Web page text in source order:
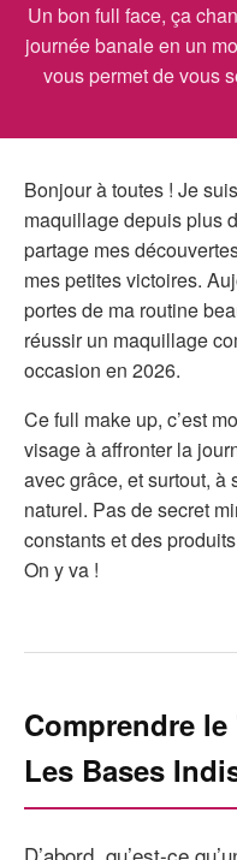
Un bon full face, ça
journée banale en un
vous permet de vous
Bonjour à toutes ! Je
maquillage depuis plus
partage mes
mes petites victoires.
portes de ma routine
réussir un maquillage
occasion en 2026.
Ce full make up, c’est
visage à affronter la
avec grâce, et surtout, à
naturel. Pas de secret
constants et des
On y va !
Comprendre
Les Bases